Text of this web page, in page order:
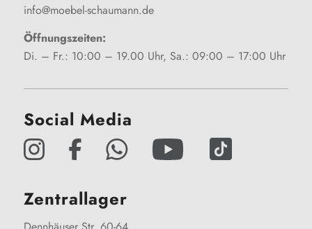
info@moebel-schaumann.de
Öffnungszeiten:
Di. – Fr.: 10:00 – 19.00 Uhr, Sa.: 09:00 – 17:00 Uhr
Social Media
Zentrallager